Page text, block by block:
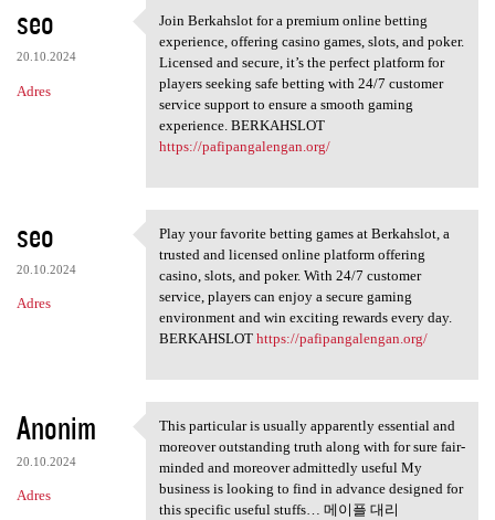
seo
20.10.2024
Adres
Join Berkahslot for a premium
Join Berkahslot for a premium online betting
experience, offering casino games, slots, and poker.
Licensed and secure, it’s the perfect platform for
players seeking safe betting with 24/7 customer
service support to ensure a smooth gaming
experience. BERKAHSLOT
https://pafipangalengan.org/
seo
20.10.2024
Adres
Play your favorite betting
Play your favorite betting games at Berkahslot, a
trusted and licensed online platform offering
casino, slots, and poker. With 24/7 customer
service, players can enjoy a secure gaming
environment and win exciting rewards every day.
BERKAHSLOT https://pafipangalengan.org/
Anonim
20.10.2024
Adres
This particular is usually
This particular is usually apparently essential and
moreover outstanding truth along with for sure fair-
minded and moreover admittedly useful My
business is looking to find in advance designed for
this specific useful stuffs… 메이플 대리